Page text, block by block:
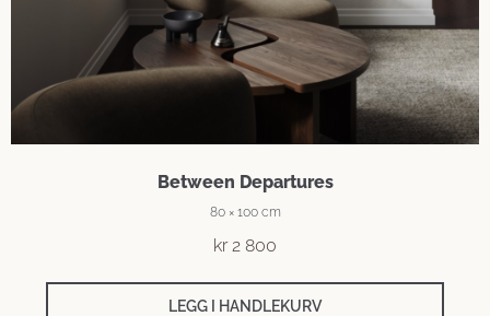
Between Departures
80 × 100 cm
kr2 800
LEGG I HANDLEKURV